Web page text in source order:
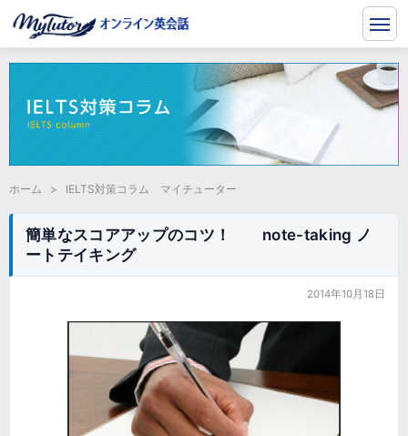
ホーム > IELTS対策コラム マイチューター
簡単なスコアアップのコツ！ note-taking ノ
ートテイキング
2014年10月18日